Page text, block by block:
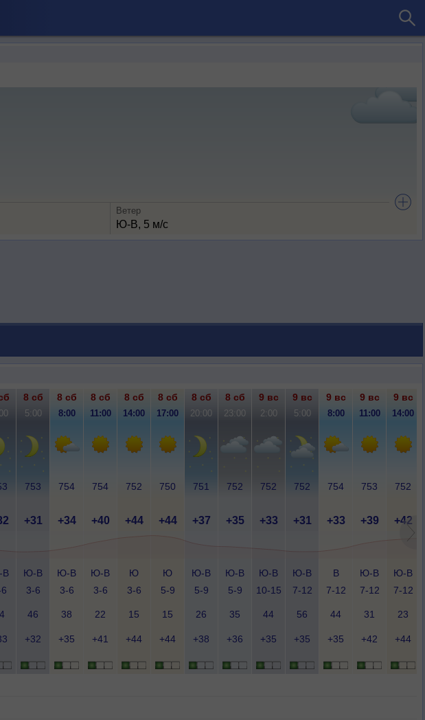
Ветер
Ю-В, 5 м/с
8 сб 8 сб 8 сб 8 сб 8 сб 8 сб 8 сб 9 вс 9 вс 9 вс 9 вс 9 вс
5:00 8:00 11:00 14:00 17:00 20:00 23:00 2:00 5:00 8:00 11:00 14:00
753 754 754 752 750 751 752 752 752 754 753 752
+31 +34 +40 +44 +44 +37 +35 +33 +31 +33 +39 +42
В
Ю-В
3-6
Ю-В
3-6
Ю-В
3-6
Ю
3-6
Ю
5-9
Ю-В
5-9
Ю-В
5-9
Ю-В
10-15
Ю-В
7-12
В
7-12
Ю-В
7-12
Ю-В
7-12
46 38 22 15 15 26 35 44 56 44 31 23
+32 +35 +41 +44 +44 +38 +36 +35 +35 +35 +42 +44